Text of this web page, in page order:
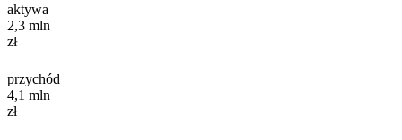
aktywa
2,3 mln
zł
przychód
4,1 mln
zł